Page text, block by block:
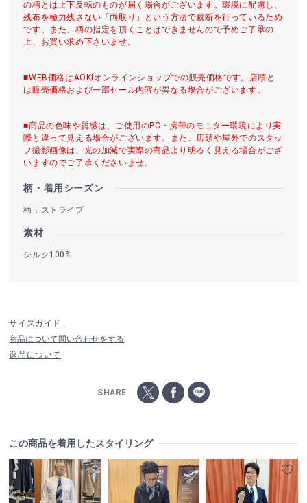
の柄とは上下反転のものが届く場合がございます。環境に配慮し、
残布を極力残さない「両取り」という方法で裁断を行っているため
です。また、柄の指定を頂くことはできませんので予めご了承の
上、お買い求め下さいませ。
■WEB価格はAOKIオンラインショップでの販売価格です。店頭と
は販売価格および一部セール内容が異なる場合がございます。
■商品の色味や質感は、ご使用のPC・携帯のモニター環境により実
際と違って見える場合がございます。また、店頭や屋外でのスタッ
フ撮影画像は、光の加減で実際の商品より明るく見える場合がござ
いますのでご了承くださいませ。
柄・着用シーズン
柄：ストライプ
素材
シルク100%
サイズガイド
商品について問い合わせをする
返品について
SHARE
この商品を着用したスタイリング